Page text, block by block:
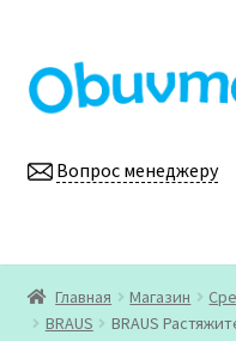
к
навигации
к
содержимому
Вопрос менеджеру
Obuvmart.pro | Детская
Магазин
Главная Магазин
BRAUS
BRAUS